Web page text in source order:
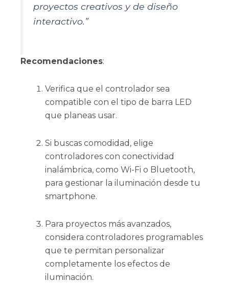
proyectos creativos y de diseño
interactivo.”
Recomendaciones:
Verifica que el controlador sea
compatible con el tipo de barra LED
que planeas usar.
Si buscas comodidad, elige
controladores con conectividad
inalámbrica, como Wi-Fi o Bluetooth,
para gestionar la iluminación desde tu
smartphone.
Para proyectos más avanzados,
considera controladores programables
que te permitan personalizar
completamente los efectos de
iluminación.